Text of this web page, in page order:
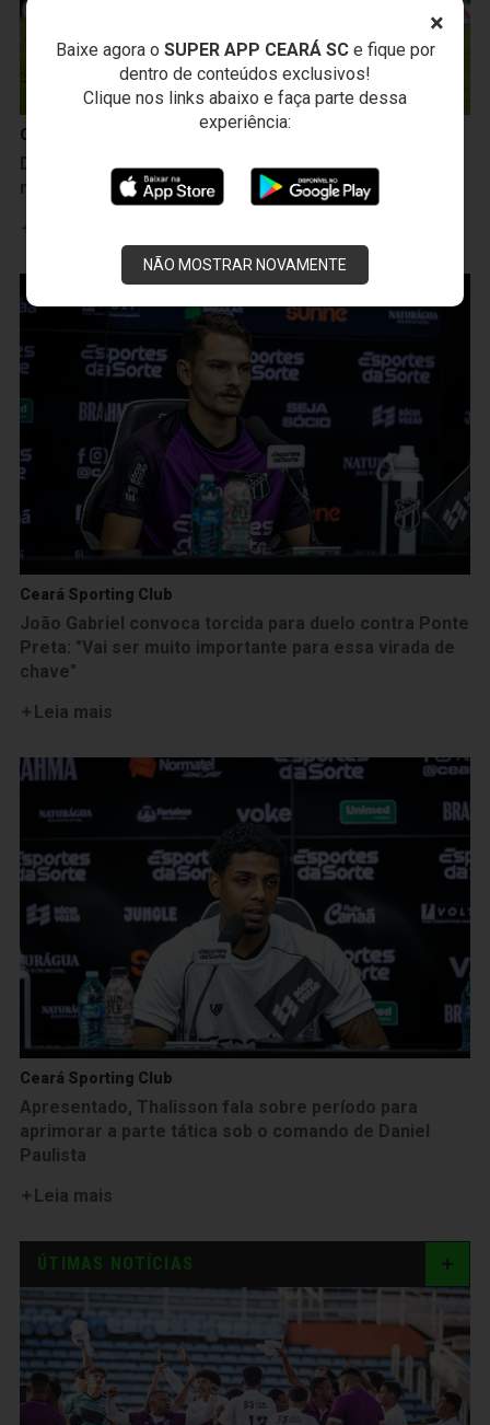
×
Baixe agora o SUPER APP CEARÁ SCe fique por
dentro de conteúdos exclusivos!
Clique nos links abaixo e faça parte dessa
experiência:
NÃO MOSTRAR NOVAMENTE
Ceará Sporting Club
Decisivo contra a Ponte Preta, Lucca celebra gol e
mira mais vitórias: “Vamos para cima”
Ceará Sporting Club
João Gabriel convoca torcida para duelo contra Ponte
Preta: "Vai ser muito importante para essa virada de
chave"
Leia mais
Ceará Sporting Club
Apresentado, Thalisson fala sobre período para
aprimorar a parte tática sob o comando de Daniel
Paulista
Leia mais
ÚTIMAS NOTÍCIAS